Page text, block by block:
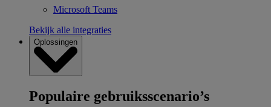
Microsoft Teams
Bekijk alle integraties
Oplossingen
Populaire gebruiksscenario’s